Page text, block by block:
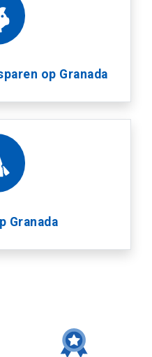
op Granada
Granada